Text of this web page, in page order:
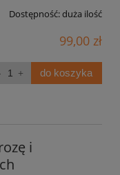
Dostępność:duża ilość
99,00 zł
do koszyka
i